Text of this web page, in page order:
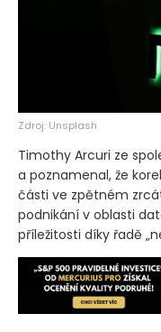
Zdroj: Unsplash
Timothy Arcuri ze
a poznamenal, že
části ve zpětném
podnikání v oblasti
příležitosti díky řadě